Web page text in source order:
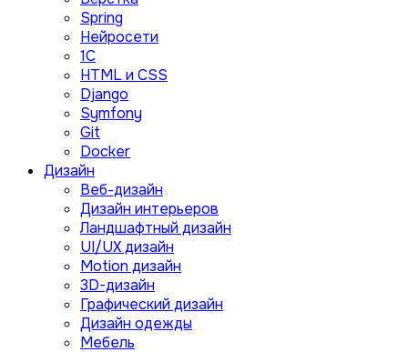
Spring
Нейросети
1C
HTML и CSS
Django
Symfony
Git
Docker
Дизайн
Веб-дизайн
Дизайн интерьеров
Ландшафтный дизайн
UI/UX дизайн
Motion дизайн
3D-дизайн
Графический дизайн
Дизайн одежды
Мебель